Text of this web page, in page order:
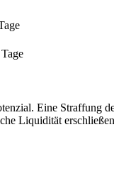
Eine Straffung
Liquidität